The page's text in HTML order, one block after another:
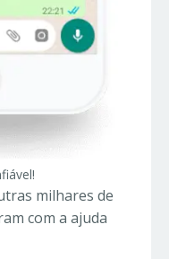
milhares de
com a ajuda